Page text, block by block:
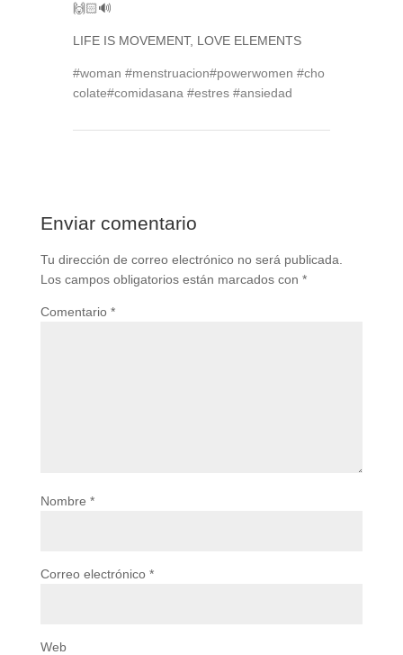
🙌🏻🔊
LIFE IS MOVEMENT, LOVE ELEMENTS
#woman #menstruacion#powerwomen #cho
colate#comidasana #estres #ansiedad
Enviar comentario
Tu dirección de correo electrónico no será publicada.
Los campos obligatorios están marcados con *
Comentario *
Nombre *
Correo electrónico *
Web